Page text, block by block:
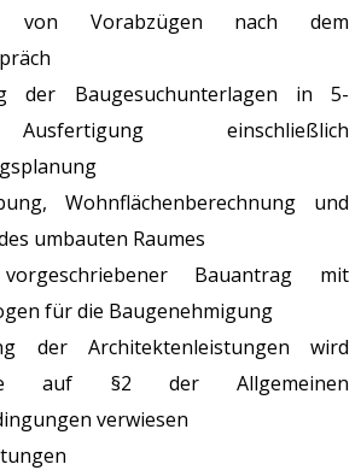
von Vorabzügen nach dem
der Baugesuchunterlagen in 5-
einschließlich
Wohnflächenberechnung und
umbauten Raumes
Bauantrag mit
für die Baugenehmigung
der Architektenleistungen wird
auf §2 der Allgemeinen
verwiesen